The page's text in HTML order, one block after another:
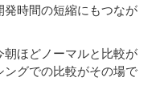
発時間の短縮にもつなが
朝ほどノーマルと比較が
グでの比較がその場で